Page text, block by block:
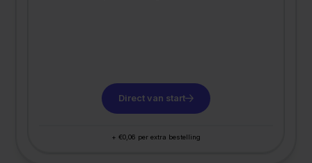
Direct van start
+ €0,06 per extra bestelling